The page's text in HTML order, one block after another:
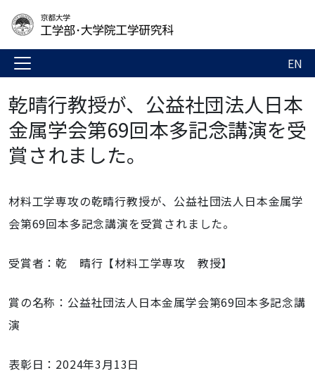
EN
乾晴行教授が、公益社団法人日本
金属学会第69回本多記念講演を受
賞されました。
材料工学専攻の乾晴行教授が、公益社団法人日本金属学
会第69回本多記念講演を受賞されました。
受賞者：乾 晴行【材料工学専攻 教授】
賞の名称：公益社団法人日本金属学会第69回本多記念講
演
表彰日：2024年3月13日